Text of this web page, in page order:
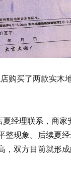
购买了两款实木
经理联系，商
整现象。后续夏
双方目前就形成